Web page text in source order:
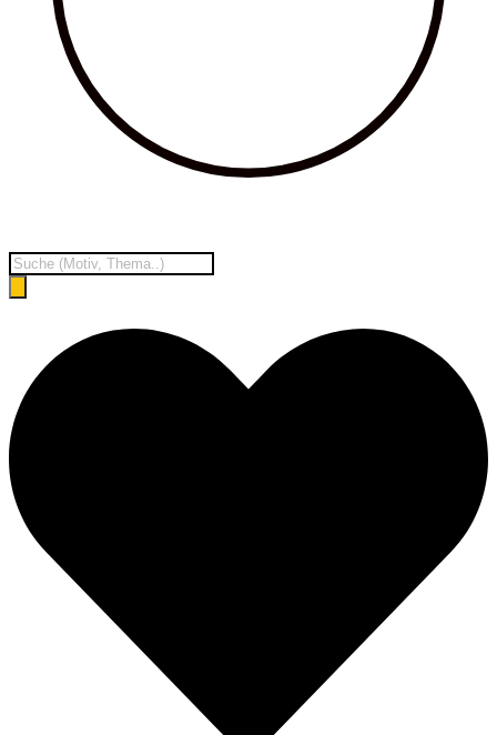
Products
search